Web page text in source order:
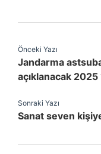
Önceki Yazı
Jandarma
açıklanacak 2025
Sonraki Yazı
Sanat seven